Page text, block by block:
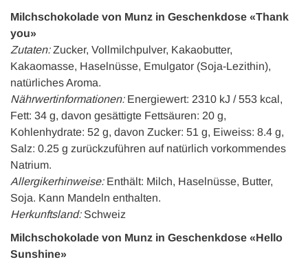
Milchschokolade von Munz in Geschenkdose «Thank
you»
Zutaten:Zucker, Vollmilchpulver, Kakaobutter,
Kakaomasse, Haselnüsse, Emulgator (Soja-Lezithin),
natürliches Aroma.
Nährwertinformationen: Energiewert: 2310 kJ / 553 kcal,
Fett: 34 g, davon gesättigte Fettsäuren: 20 g,
Kohlenhydrate: 52 g, davon Zucker: 51 g, Eiweiss: 8.4 g,
Salz: 0.25 g zurückzuführen auf natürlich vorkommendes
Natrium.
Allergikerhinweise:Enthält: Milch, Haselnüsse, Butter,
Soja. Kann Mandeln enthalten.
Herkunftsland: Schweiz
Milchschokolade von Munz in Geschenkdose «Hello
Sunshine»